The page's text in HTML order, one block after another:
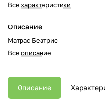
Все характеристики
Описание
Матрас Беатрис
Все описание
Описание